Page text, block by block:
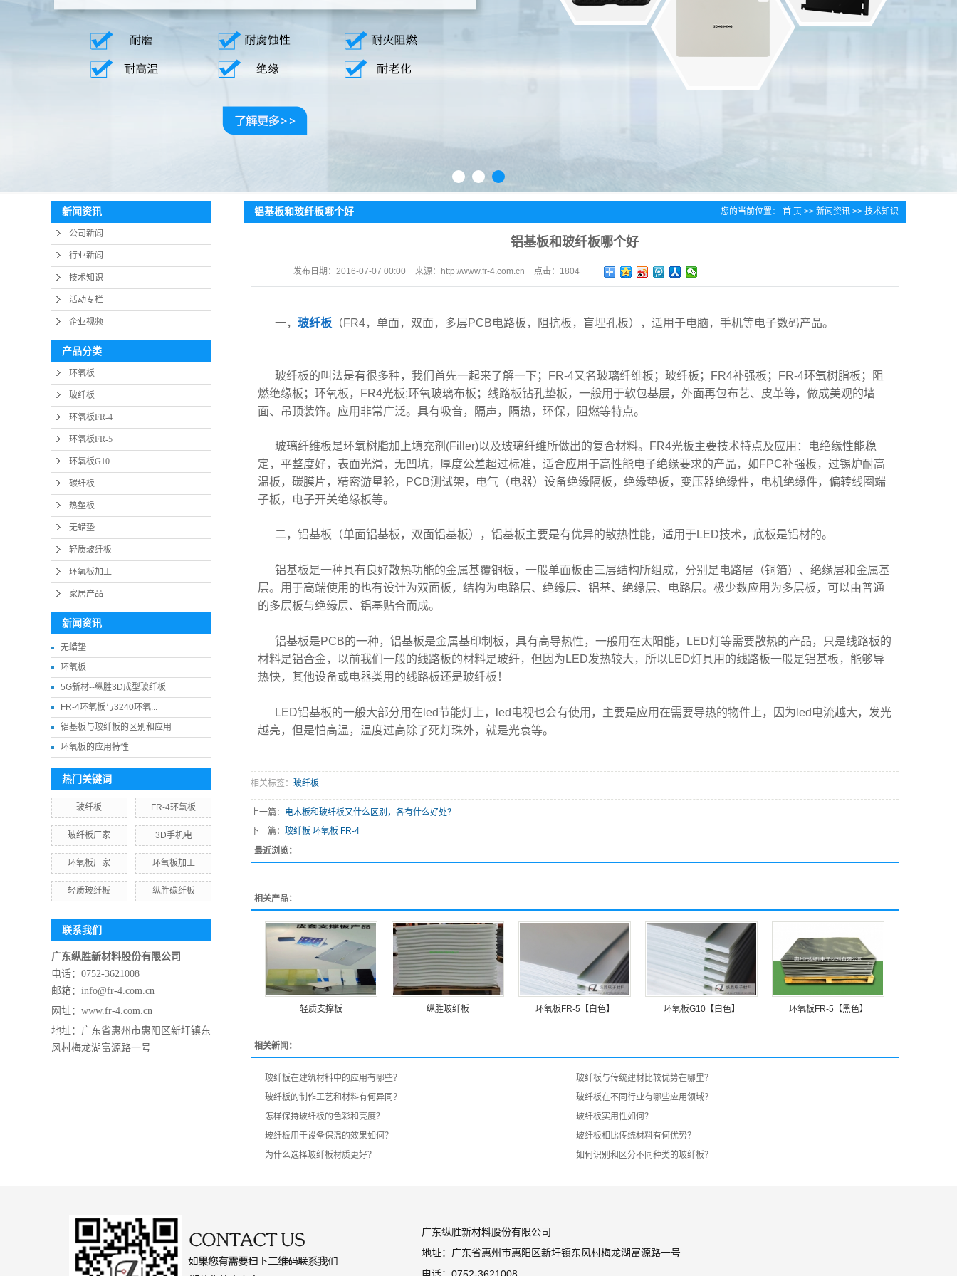
3
新闻资讯
公司新闻
行业新闻
技术知识
活动专栏
企业视频
产品分类
环氧板
玻纤板
环氧板FR-4
环氧板FR-5
环氧板G10
碳纤板
热塑板
无蜡垫
轻质玻纤板
环氧板加工
家居产品
新闻资讯
无蜡垫
环氧板
5G新材--纵胜3D成型玻纤板
FR-4环氧板与3240环氧...
铝基板与玻纤板的区别和应用
环氧板的应用特性
热门关键词
玻纤板 FR-4环氧板
玻纤板厂家 3D手机电
环氧板厂家 环氧板加工
轻质玻纤板 纵胜碳纤板
联系我们
广东纵胜新材料股份有限公司
电话：0752-3621008
邮箱：info@fr-4.com.cn
网址： www.fr-4.com.cn
地址： 广东省惠州市惠阳区新圩镇东
风村梅龙湖富源路一号
铝基板和玻纤板哪个好 您的当前位置： 首 页 >> 新闻资讯 >> 技术知识
铝基板和玻纤板哪个好
发布日期： 2016-07-07 00:00 来源： http://www.fr-4.com.cn 点击： 1804
一， 玻纤板 （FR4，单面，双面，多层PCB电路板，阻抗板，盲埋孔板），适用于电脑，手机等电子数码产品。
玻纤板的叫法是有很多种，我们首先一起来了解一下；FR-4又名玻璃纤维板；玻纤板；FR4补强板；FR-4环氧树脂板；阻
燃绝缘板；环氧板，FR4光板;环氧玻璃布板；线路板钻孔垫板，一般用于软包基层，外面再包布艺、皮革等，做成美观的墙
面、吊顶装饰。应用非常广泛。具有吸音，隔声，隔热，环保，阻燃等特点。
玻璃纤维板是环氧树脂加上填充剂(Filler)以及玻璃纤维所做出的复合材料。FR4光板主要技术特点及应用：电绝缘性能稳
定，平整度好，表面光滑，无凹坑，厚度公差超过标准，适合应用于高性能电子绝缘要求的产品，如FPC补强板，过锡炉耐高
温板，碳膜片，精密游星轮，PCB测试架，电气（电器）设备绝缘隔板，绝缘垫板，变压器绝缘件，电机绝缘件，偏转线圈端
子板，电子开关绝缘板等。
二，铝基板（单面铝基板，双面铝基板），铝基板主要是有优异的散热性能，适用于LED技术，底板是铝材的。
铝基板是一种具有良好散热功能的金属基覆铜板，一般单面板由三层结构所组成，分别是电路层（铜箔）、绝缘层和金属基
层。用于高端使用的也有设计为双面板，结构为电路层、绝缘层、铝基、绝缘层、电路层。极少数应用为多层板，可以由普通
的多层板与绝缘层、铝基贴合而成。
铝基板是PCB的一种，铝基板是金属基印制板，具有高导热性，一般用在太阳能，LED灯等需要散热的产品，只是线路板的
材料是铝合金，以前我们一般的线路板的材料是玻纤，但因为LED发热较大，所以LED灯具用的线路板一般是铝基板，能够导
热快，其他设备或电器类用的线路板还是玻纤板！
LED铝基板的一般大部分用在led节能灯上，led电视也会有使用，主要是应用在需要导热的物件上，因为led电流越大，发光
越亮，但是怕高温，温度过高除了死灯珠外，就是光衰等。
相关标签： 玻纤板
上一篇： 电木板和玻纤板又什么区别，各有什么好处？
下一篇： 玻纤板 环氧板 FR-4
最近浏览：
相关产品：
轻质支撑板 纵胜玻纤板 环氧板FR-5【白色】 环氧板G10【白色】 环氧板FR-5【黑色】
相关新闻：
玻纤板在建筑材料中的应用有哪些？
玻纤板与传统建材比较优势在哪里？
玻纤板的制作工艺和材料有何异同？
玻纤板在不同行业有哪些应用领域？
怎样保持玻纤板的色彩和亮度？
玻纤板实用性如何？
玻纤板用于设备保温的效果如何？
玻纤板相比传统材料有何优势？
为什么选择玻纤板材质更好？
如何识别和区分不同种类的玻纤板？
广东纵胜新材料股份有限公司
地址：广东省惠州市惠阳区新圩镇东风村梅龙湖富源路一号